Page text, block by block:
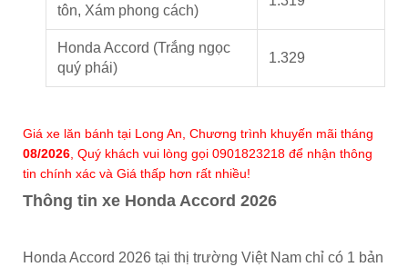
tôn, Xám phong cách)
Honda Accord (Trắng ngọc
quý phái)
1.329
Giá xe lăn bánh tại Long An, Chương trình khuyến mãi tháng
08/2026, Quý khách vui lòng gọi 0901823218 để nhận thông
tin chính xác và Giá thấp hơn rất nhiều!
Thông tin xe Honda Accord 2026
Honda Accord 2026 tại thị trường Việt Nam chỉ có 1 bản